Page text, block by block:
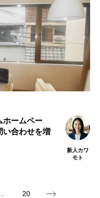
ホームペー
い合わせを増
新人カワ
モト
20